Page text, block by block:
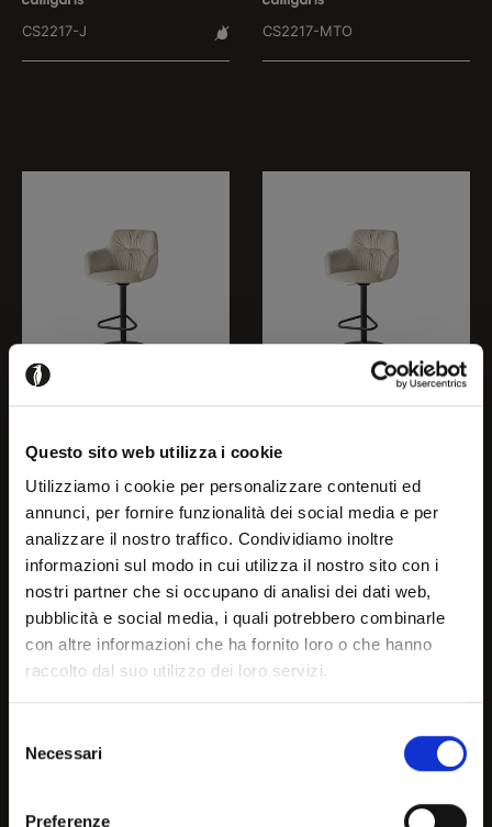
Questo sito web utilizza i cookie
Utilizziamo i cookie per personalizzare contenuti ed
annunci, per fornire funzionalità dei social media e per
analizzare il nostro traffico. Condividiamo inoltre
informazioni sul modo in cui utilizza il nostro sito con i
nostri partner che si occupano di analisi dei dati web,
pubblicità e social media, i quali potrebbero combinarle
con altre informazioni che ha fornito loro o che hanno
raccolto dal suo utilizzo dei loro servizi.
delNecessari
Preferenze
Welcome!
It seems that you are
browsing in a country other
country or geographical are
CS2217-J CS2217-MTO
CS2230 CS2230-BI